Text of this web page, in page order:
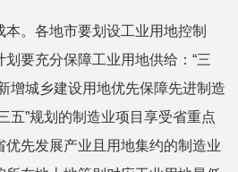
。各地市要划设工业用地控制
要充分保障工业用地供给：“三
增城乡建设用地优先保障先进制造
五”规划的制造业项目享受省重点
优先发展产业且用地集约的制造业